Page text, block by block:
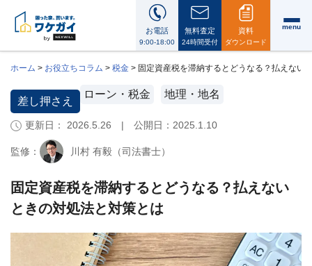
お電話
9:00-18:00
無料査定
24時間受付
資料
ダウンロード
menu
i
ワ
ケ
ガ
に
つ
い
会
ホーム > お役立ちコラム > 税金 > 固定資産税を滞納するとどうなる？払えない
差し押さえ
ローン・税金 地理・地名
更新日： 2026.5.26 | 公開日： 2025.1.10
監修： 川村 有毅（司法書士）
固定資産税を滞納するとどうなる？払えない
ときの対処法と対策とは